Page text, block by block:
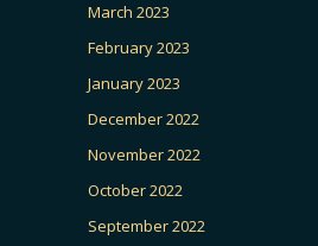
March 2023
February 2023
January 2023
December 2022
November 2022
October 2022
September 2022